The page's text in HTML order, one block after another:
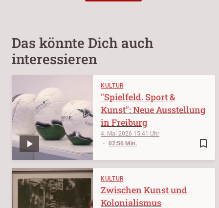
Das könnte Dich auch
interessieren
KULTUR
bookmark_border
4. Mai 2026 15:41
02:56 Min.
"Spielfeld. Sport &
Kunst": Neue Ausstellung
in Freiburg
KULTUR
Zwischen Kunst und
Kolonialismus